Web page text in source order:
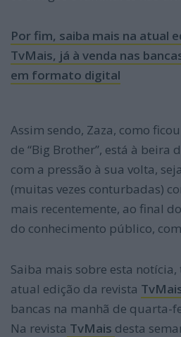
Por fim, saiba mais na atual
TvMais, já à venda nas
em formato digital
Assim sendo, Zaza, como
de “Big Brother”, está à beira
com a pressão à sua volta,
(muitas vezes conturbadas)
mais recentemente, ao final
do conhecimento público,
Saiba mais sobre esta
atual edição da revista
bancas na manhã de quarta-
Na revista TvMais desta